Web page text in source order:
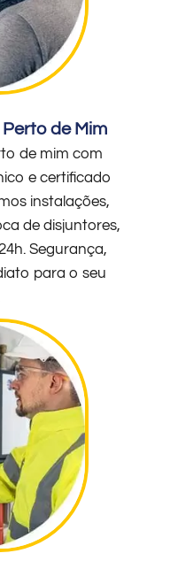
de Mim
de mim com
e certificado
instalações,
de disjuntores,
Segurança,
para o seu